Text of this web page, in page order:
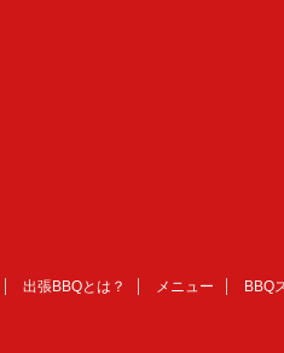
出張BBQとは？ メニュー BBQ